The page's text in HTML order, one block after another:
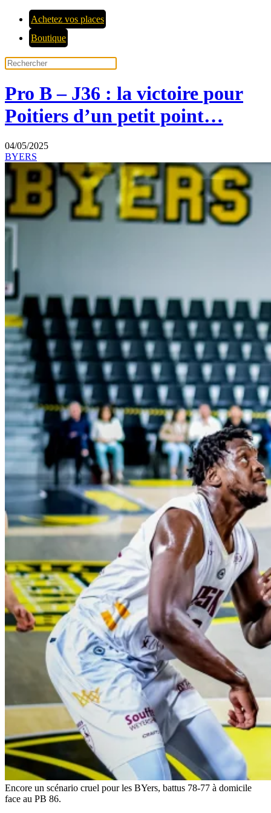
Achetez vos places
Boutique
Pro B – J36 : la victoire pour
Poitiers d’un petit point…
04/05/2025
BYERS
Encore un scénario cruel pour les BYers, battus 78-77 à domicile
face au PB 86.